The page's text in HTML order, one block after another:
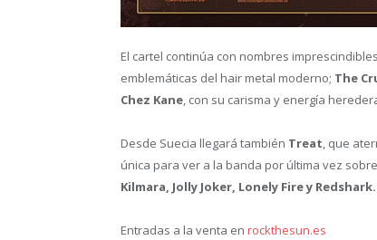
El cartel continúa con nombres
emblemáticas del hair metal moderno; The
Chez Kane, con su carisma y energía
Desde Suecia llegará también Treat, que
única para ver a la banda por última vez
Kilmara, Jolly Joker, Lonely Fire y Redshark.
Entradas a la venta en rockthesun.es